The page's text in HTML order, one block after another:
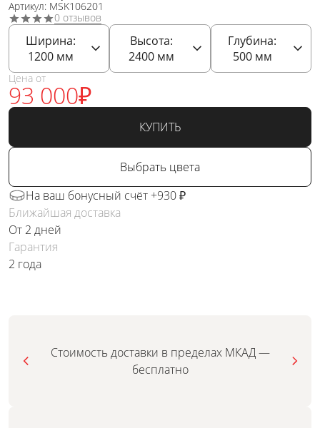
Артикул: MSK106201
0 отзывов
Ширина:
1200мм
Высота:
2400мм
Глубина:
500мм
Цена от
93 000₽
КУПИТЬ
Выбрать цвета
На ваш бонусный счёт +930 ₽
Ближайшая доставка
От 2 дней
Гарантия
2 года
Стоимость доставки в пределах МКАД —
бесплатно